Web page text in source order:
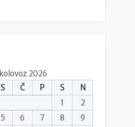
kolovoz 2026
S Č P S
N
1
2
5 6 7 8
9